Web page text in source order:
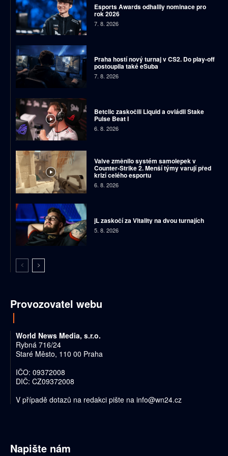
Esports Awards odhalily nominace pro
rok 2026
7. 8. 2026
Praha hostí nový turnaj v CS2. Do play-off
postoupila také eSuba
7. 8. 2026
Betclic zaskočili Liquid a ovládli Stake
Pulse Beat I
6. 8. 2026
Valve změnilo systém samolepek v
Counter-Strike 2. Menší týmy varují před
krizí celého esportu
6. 8. 2026
jL zaskočí za Vitality na dvou turnajích
5. 8. 2026
Provozovatel webu
World News Media, s.r.o.
Rybná 716/24
Staré Město, 110 00 Praha
IČO: 09372008
DIČ: CZ09372008
V případě dotazů na redakci pište na info@wn24.cz
Napište nám